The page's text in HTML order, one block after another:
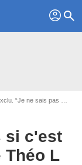
profil search
“Je ne sais pas si c'est possible”, ce geste de Théo L que Léane adorerait
si c'est
Théo L